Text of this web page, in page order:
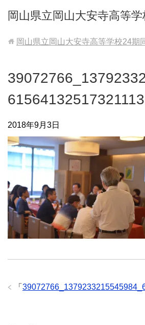
岡山県立岡山大安寺高等
岡山県立岡山大安寺高等学校24期
2018年9月3日
「